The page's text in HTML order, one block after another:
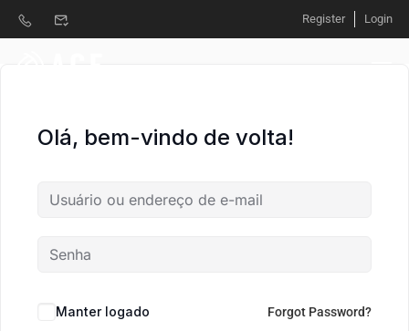
Register Login
Olá, bem-vindo de volta!
Manter logado Forgot Password?